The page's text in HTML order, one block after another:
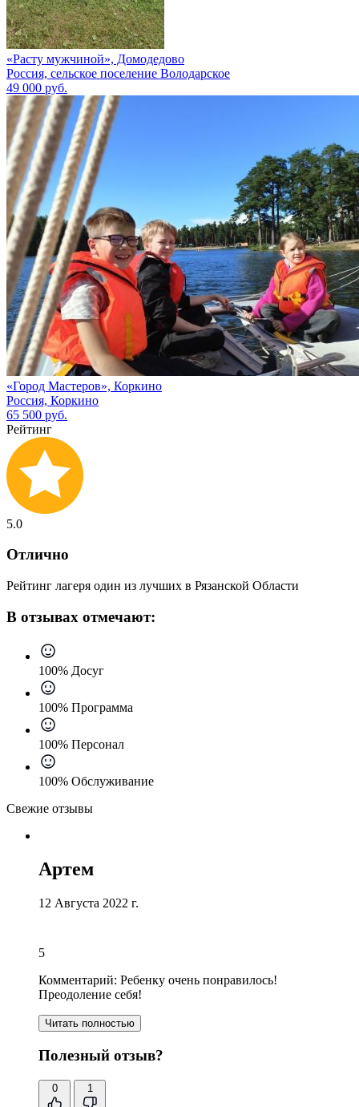
«Расту мужчиной», Домодедово
Россия, сельское поселение Володарское
49 000 руб.
«Город Мастеров», Коркино
Россия, Коркино
65 500 руб.
Рейтинг
5.0
Отлично
Рейтинг лагеря один из лучших в Рязанской Области
В отзывах отмечают:
100% Досуг
100% Программа
100% Персонал
100% Обслуживание
Свежие отзывы
Артем
12 Августа 2022 г.
5
Комментарий: Ребенку очень понравилось!
Преодоление себя!
Читать полностью
Полезный отзыв?
0 1